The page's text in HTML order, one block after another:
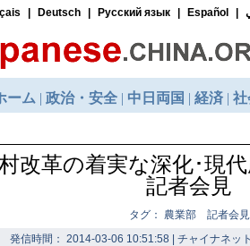
改革の着実な深化･現
記者会見
タグ： 農業部 記者会見
発信時間： 2014-03-06 10:51:58 | チャイナネッ